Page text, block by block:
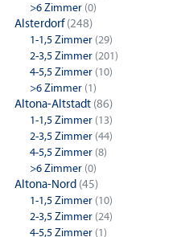
>6 Zimmer (0)
Alsterdorf(248)
1-1,5 Zimmer (29)
2-3,5 Zimmer (201)
4-5,5 Zimmer (10)
>6 Zimmer (1)
Altona-Altstadt (86)
1-1,5 Zimmer (13)
2-3,5 Zimmer (44)
4-5,5 Zimmer (8)
>6 Zimmer (0)
Altona-Nord (45)
1-1,5 Zimmer (10)
2-3,5 Zimmer (24)
4-5,5 Zimmer (1)